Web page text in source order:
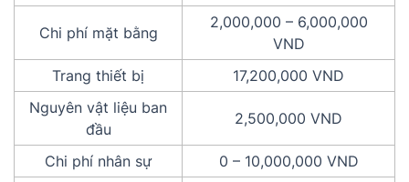
Chi phí mặt bằng
2,000,000 – 6,000,000
VND
Trang thiết bị
17,200,000 VND
Nguyên vật liệu ban
đầu
2,500,000 VND
Chi phí nhân sự
0 – 10,000,000 VND